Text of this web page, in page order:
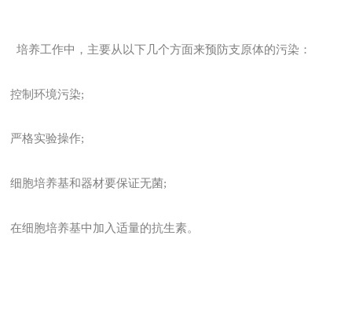
培养工作中，主要从以下几个方面来预防支原体的污染：
控制环境污染;
严格实验操作;
细胞培养基和器材要保证无菌;
在细胞培养基中加入适量的抗生素。